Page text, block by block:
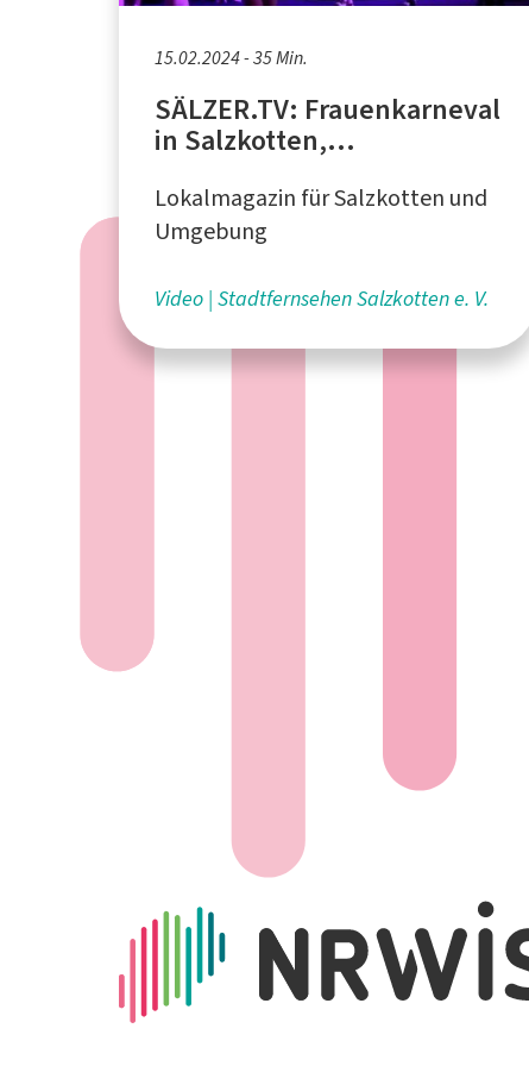
15.02.2024 - 35 Min.
SÄLZER.TV: Frauenkarneval
in Salzkotten,
Karnevalsumzug in
Scharmede
Lokalmagazin für Salzkotten und
Umgebung
Video Stadtfernsehen Salzkotten e. V.